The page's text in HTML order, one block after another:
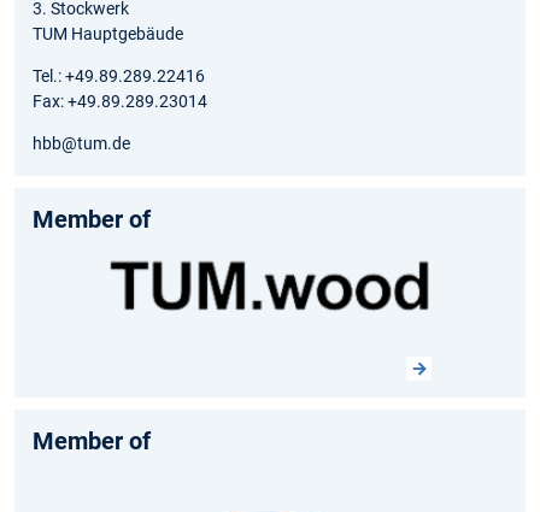
3. Stockwerk
TUM Hauptgebäude
Tel.: +49.89.289.22416
Fax: +49.89.289.23014
hbb@tum.de
Member of
Member of